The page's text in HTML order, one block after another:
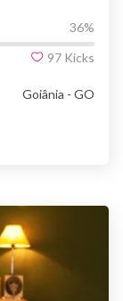
36%
97 Kicks
Goiânia - GO